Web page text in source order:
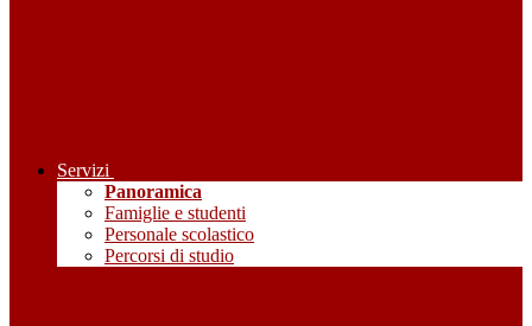
Servizi
Panoramica
Famiglie e studenti
Personale scolastico
Percorsi di studio